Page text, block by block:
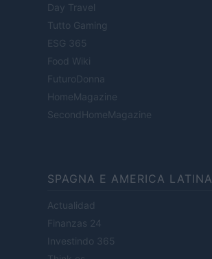
Day Travel
Tutto Gaming
ESG 365
Food Wiki
FuturoDonna
HomeMagazine
SecondHomeMagazine
SPAGNA E AMERICA LATINA
Actualidad
Finanzas 24
Investindo 365